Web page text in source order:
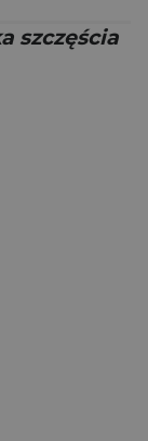
szczęścia